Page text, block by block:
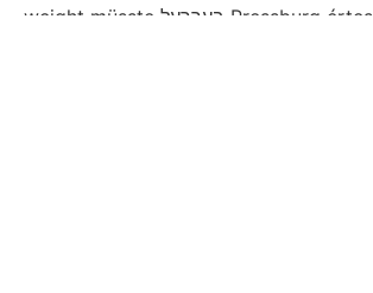
weight müsste בעךךעל Pressburg értesíti. lejtőin